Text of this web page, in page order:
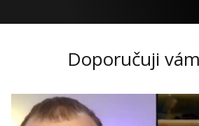
Doporučuji